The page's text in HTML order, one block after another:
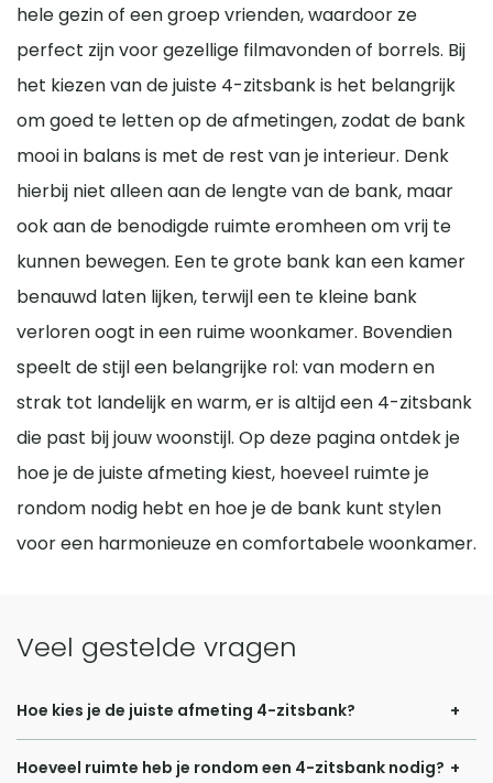
hele gezin of een groep vrienden, waardoor ze
perfect zijn voor gezellige filmavonden of borrels. Bij
het kiezen van de juiste 4-zitsbank is het belangrijk
om goed te letten op de afmetingen, zodat de bank
mooi in balans is met de rest van je interieur. Denk
hierbij niet alleen aan de lengte van de bank, maar
ook aan de benodigde ruimte eromheen om vrij te
kunnen bewegen. Een te grote bank kan een kamer
benauwd laten lijken, terwijl een te kleine bank
verloren oogt in een ruime woonkamer. Bovendien
speelt de stijl een belangrijke rol: van modern en
strak tot landelijk en warm, er is altijd een 4-zitsbank
die past bij jouw woonstijl. Op deze pagina ontdek je
hoe je de juiste afmeting kiest, hoeveel ruimte je
rondom nodig hebt en hoe je de bank kunt stylen
voor een harmonieuze en comfortabele woonkamer.
Veel gestelde vragen
Hoe kies je de juiste afmeting 4-zitsbank?
Hoeveel ruimte heb je rondom een 4-zitsbank nodig?